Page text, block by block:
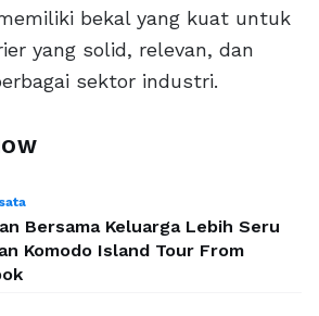
bekal yang kuat untuk
yang solid, relevan, dan
sektor industri.
Bersama Keluarga Lebih Seru
Komodo Island Tour From